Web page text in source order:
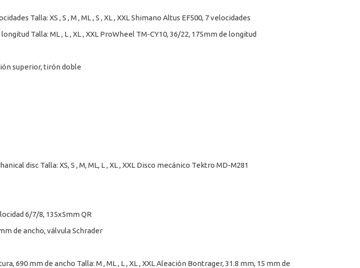
Talla: XS , S , M , ML , S , XL , XXL Shimano Altus EF500, 7 velocidades
Talla: ML , L , XL , XXL ProWheel TM-CY10, 36/22, 175mm de longitud
superior, tirón doble
disc Talla: XS, S , M, ML, L , XL , XXL Disco mecánico Tektro MD-M281
6/7/8, 135x5mm QR
de ancho, válvula Schrader
690 mm de ancho Talla: M , ML , L , XL , XXL Aleación Bontrager, 31.8 mm, 15 mm de